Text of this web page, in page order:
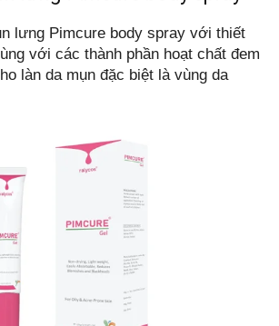
lưng Pimcure body spray với thiết
với các thành phần hoạt chất đem
làn da mụn đặc biệt là vùng da